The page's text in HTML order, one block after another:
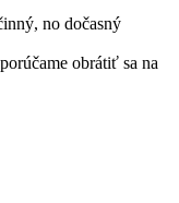
no dočasný
obrátiť sa na